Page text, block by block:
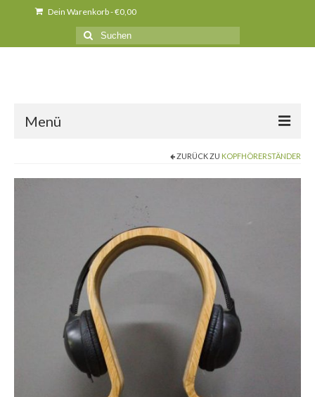
Dein Warenkorb-€0,00
Suche
nach:
Menü
Unser Holz
Kontakt
ZURÜCK ZU KOPFHÖRERSTÄNDER